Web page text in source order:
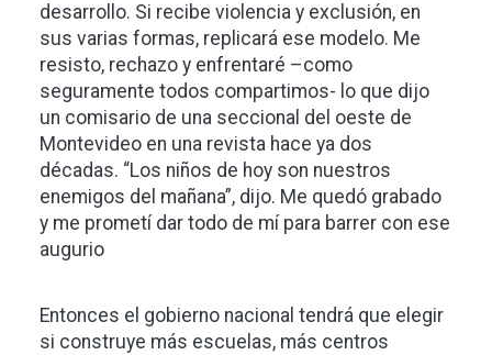
desarrollo. Si recibe violencia y exclusión, en
sus varias formas, replicará ese modelo. Me
resisto, rechazo y enfrentaré –como
seguramente todos compartimos- lo que dijo
un comisario de una seccional del oeste de
Montevideo en una revista hace ya dos
décadas. “Los niños de hoy son nuestros
enemigos del mañana”, dijo. Me quedó grabado
y me prometí dar todo de mí para barrer con ese
augurio
Entonces el gobierno nacional tendrá que elegir
si construye más escuelas, más centros